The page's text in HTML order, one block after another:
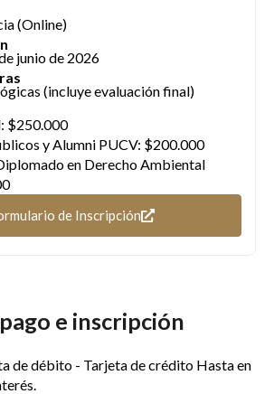
(Online)
junio de 2026
(incluye evaluación final)
$250.000
y Alumni PUCV: $200.000
en Derecho Ambiental
de Inscripción
e inscripción
de débito - Tarjeta de crédito Hasta en